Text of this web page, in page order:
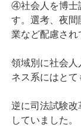
④社会人を博士
す。選考、夜間
業など配慮され
領域別に社会人
ネス系にはとて
逆に司法試験改
していました。